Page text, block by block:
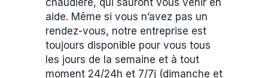
chaudière, qui sauront vous venir en
aide. Même si vous n’avez pas un
rendez-vous, notre entreprise est
toujours disponible pour vous tous
les jours de la semaine et à tout
moment 24/24h et 7/7j (dimanche et